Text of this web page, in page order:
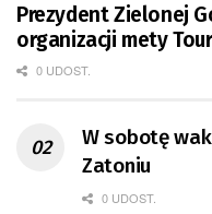
Prezydent Zielonej
organizacji mety
0 UDOST.
W sobotę
Zatoniu
0 UDOST.